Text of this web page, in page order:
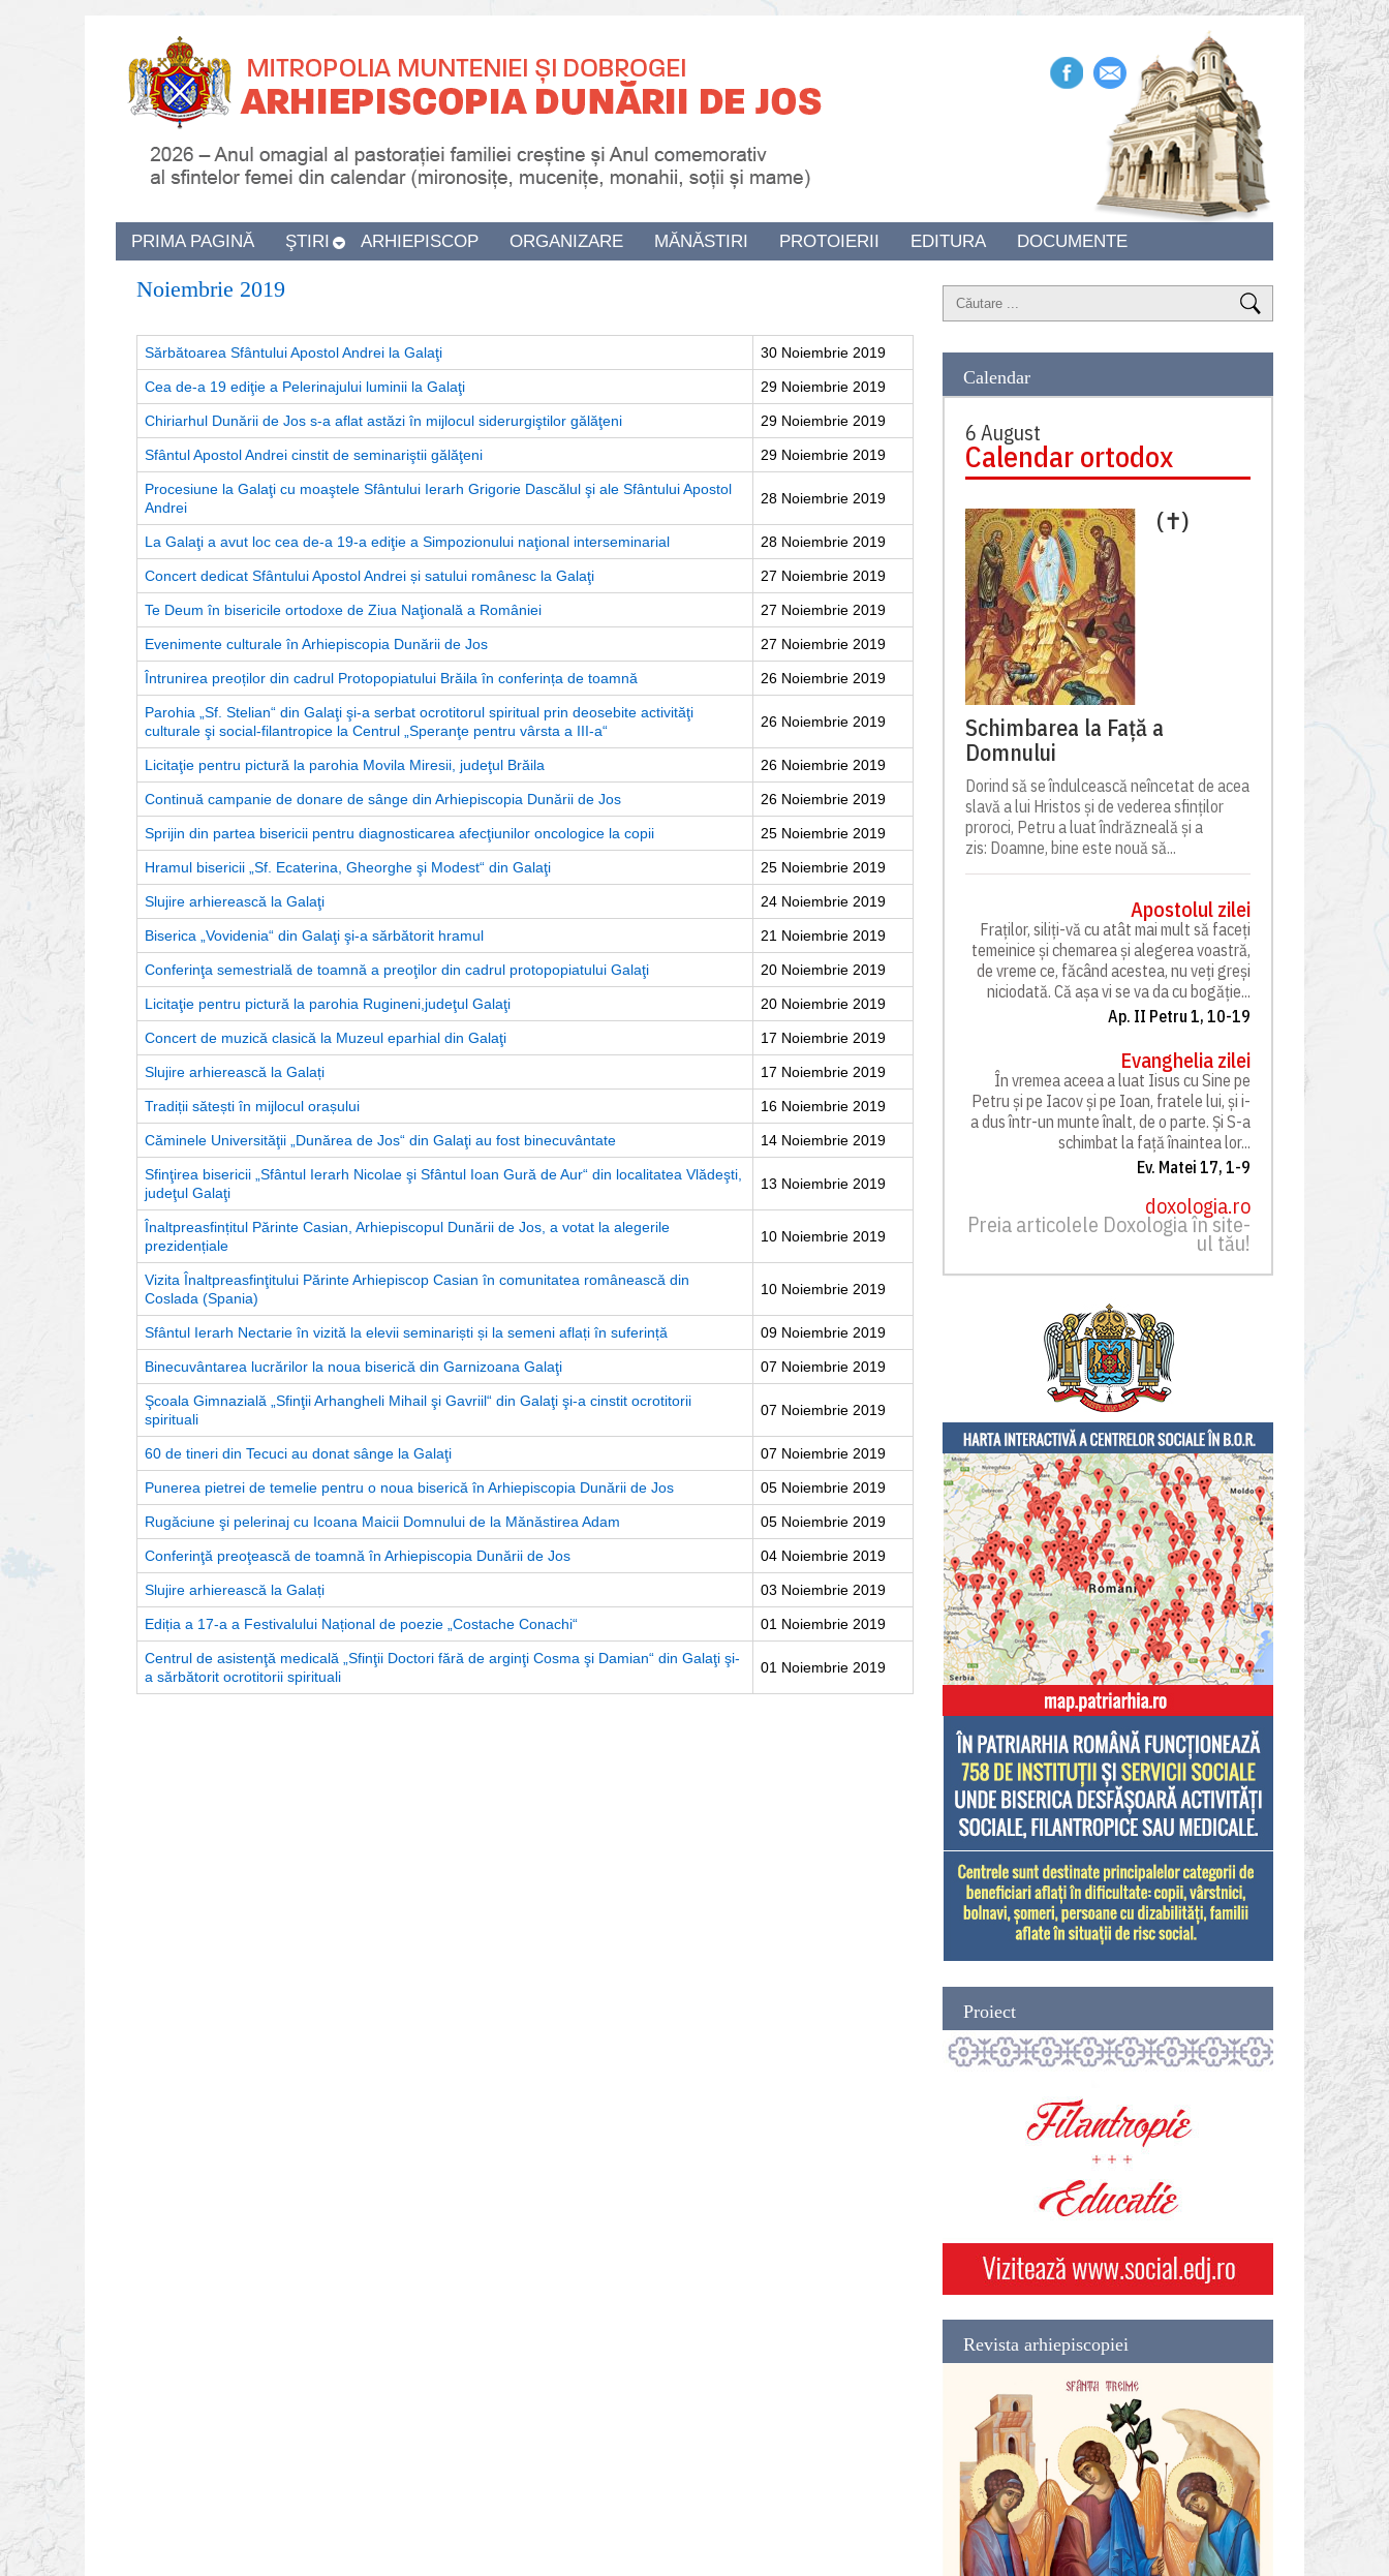
PRIMA PAGINĂ ŞTIRI ARHIEPISCOP ORGANIZARE MĂNĂSTIRI PROTOIERII EDITURA DOCUMENTE
Noiembrie 2019
Sărbătoarea Sfântului Apostol Andrei la Galaţi 30 Noiembrie 2019
Cea de-a 19 ediţie a Pelerinajului luminii la Galaţi 29 Noiembrie 2019
Chiriarhul Dunării de Jos s-a aflat astăzi în mijlocul siderurgiştilor gălăţeni 29 Noiembrie 2019
Sfântul Apostol Andrei cinstit de seminariştii gălăţeni 29 Noiembrie 2019
Procesiune la Galaţi cu moaştele Sfântului Ierarh Grigorie Dascălul şi ale Sfântului Apostol
Andrei
28 Noiembrie 2019
La Galaţi a avut loc cea de-a 19-a ediţie a Simpozionului naţional interseminarial 28 Noiembrie 2019
Concert dedicat Sfântului Apostol Andrei și satului românesc la Galaţi 27 Noiembrie 2019
Te Deum în bisericile ortodoxe de Ziua Naţională a României 27 Noiembrie 2019
Evenimente culturale în Arhiepiscopia Dunării de Jos 27 Noiembrie 2019
Întrunirea preoților din cadrul Protopopiatului Brăila în conferința de toamnă 26 Noiembrie 2019
Parohia „Sf. Stelian“ din Galaţi şi-a serbat ocrotitorul spiritual prin deosebite activităţi
culturale şi social-filantropice la Centrul „Speranţe pentru vârsta a III-a“
26 Noiembrie 2019
Licitaţie pentru pictură la parohia Movila Miresii, judeţul Brăila 26 Noiembrie 2019
Continuă campanie de donare de sânge din Arhiepiscopia Dunării de Jos 26 Noiembrie 2019
Sprijin din partea bisericii pentru diagnosticarea afecţiunilor oncologice la copii 25 Noiembrie 2019
Hramul bisericii „Sf. Ecaterina, Gheorghe şi Modest“ din Galaţi 25 Noiembrie 2019
Slujire arhierească la Galaţi 24 Noiembrie 2019
Biserica „Vovidenia“ din Galaţi şi-a sărbătorit hramul 21 Noiembrie 2019
Conferinţa semestrială de toamnă a preoţilor din cadrul protopopiatului Galaţi 20 Noiembrie 2019
Licitaţie pentru pictură la parohia Rugineni,judeţul Galaţi 20 Noiembrie 2019
Concert de muzică clasică la Muzeul eparhial din Galaţi 17 Noiembrie 2019
Slujire arhierească la Galați 17 Noiembrie 2019
Tradiții sătești în mijlocul orașului 16 Noiembrie 2019
Căminele Universităţii „Dunărea de Jos“ din Galaţi au fost binecuvântate 14 Noiembrie 2019
Sfinţirea bisericii „Sfântul Ierarh Nicolae şi Sfântul Ioan Gură de Aur“ din localitatea Vlădeşti,
judeţul Galaţi
13 Noiembrie 2019
Înaltpreasfințitul Părinte Casian, Arhiepiscopul Dunării de Jos, a votat la alegerile
prezidențiale
10 Noiembrie 2019
Vizita Înaltpreasfinţitului Părinte Arhiepiscop Casian în comunitatea românească din
Coslada (Spania)
10 Noiembrie 2019
Sfântul Ierarh Nectarie în vizită la elevii seminariști și la semeni aflați în suferință 09 Noiembrie 2019
Binecuvântarea lucrărilor la noua biserică din Garnizoana Galaţi 07 Noiembrie 2019
Şcoala Gimnazială „Sfinţii Arhangheli Mihail şi Gavriil“ din Galaţi şi-a cinstit ocrotitorii
spirituali
07 Noiembrie 2019
60 de tineri din Tecuci au donat sânge la Galaţi 07 Noiembrie 2019
Punerea pietrei de temelie pentru o noua biserică în Arhiepiscopia Dunării de Jos 05 Noiembrie 2019
Rugăciune şi pelerinaj cu Icoana Maicii Domnului de la Mănăstirea Adam 05 Noiembrie 2019
Conferinţă preoţească de toamnă în Arhiepiscopia Dunării de Jos 04 Noiembrie 2019
Slujire arhierească la Galați 03 Noiembrie 2019
Ediția a 17-a a Festivalului Național de poezie „Costache Conachi“ 01 Noiembrie 2019
Centrul de asistenţă medicală „Sfinţii Doctori fără de arginţi Cosma şi Damian“ din Galaţi şi-
a sărbătorit ocrotitorii spirituali
01 Noiembrie 2019
Calendar
6 August
Calendar ortodox
(✝)
Schimbarea la Față a
Domnului
Dorind să se îndulcească neîncetat de acea
slavă a lui Hristos și de vederea sfinților
proroci, Petru a luat îndrăzneală și a
zis: Doamne, bine este nouă să...
Apostolul zilei
Fraților, siliți-vă cu atât mai mult să faceți
temeinice și chemarea și alegerea voastră,
de vreme ce, făcând acestea, nu veți greși
niciodată. Că așa vi se va da cu bogăție...
Ap. II Petru 1, 10-19
Evanghelia zilei
În vremea aceea a luat Iisus cu Sine pe
Petru și pe Iacov și pe Ioan, fratele lui, și i-
a dus într-un munte înalt, de o parte. Și S-a
schimbat la față înaintea lor...
Ev. Matei 17, 1-9
doxologia.ro
Preia articolele Doxologia în site-
ul tău!
Proiect
Revista arhiepiscopiei